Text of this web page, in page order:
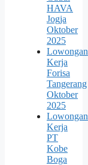
HAVA
Jogja
Oktober
2025
Lowongan
Kerja
Forisa
Tangerang
Oktober
2025
Lowongan
Kerja
PT
Kobe
Boga